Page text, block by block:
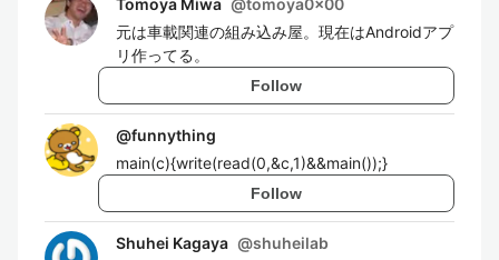
Tomoya Miwa @tomoya0x00
元は車載関連の組み込み屋。現在はAndroidアプ
リ作ってる。
Follow
@funnything
main(c){write(read(0,&c,1)&&main());}
Follow
Shuhei Kagaya @shuheilab